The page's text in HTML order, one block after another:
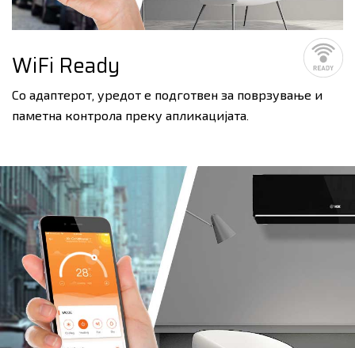
WiFi Ready
Со адаптерот, уредот е подготвен за поврзување и
паметна контрола преку апликацијата.